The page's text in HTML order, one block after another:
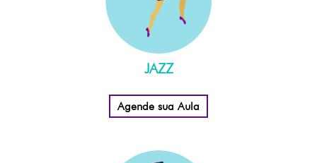
JAZZ
Agende sua Aula